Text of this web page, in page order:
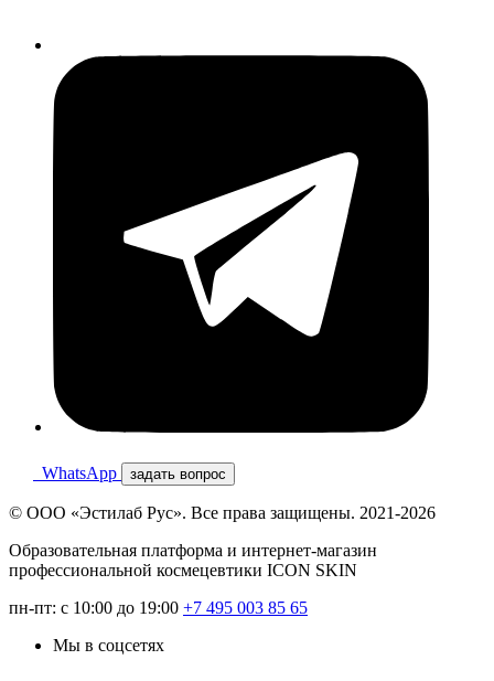
WhatsApp задать вопрос
© ООО «Эстилаб Рус». Все права защищены. 2021-2026
Образовательная платформа и интернет-магазин
профессиональной космецевтики ICON SKIN
пн-пт: с 10:00 до 19:00 +7 495 003 85 65
Мы в соцсетях